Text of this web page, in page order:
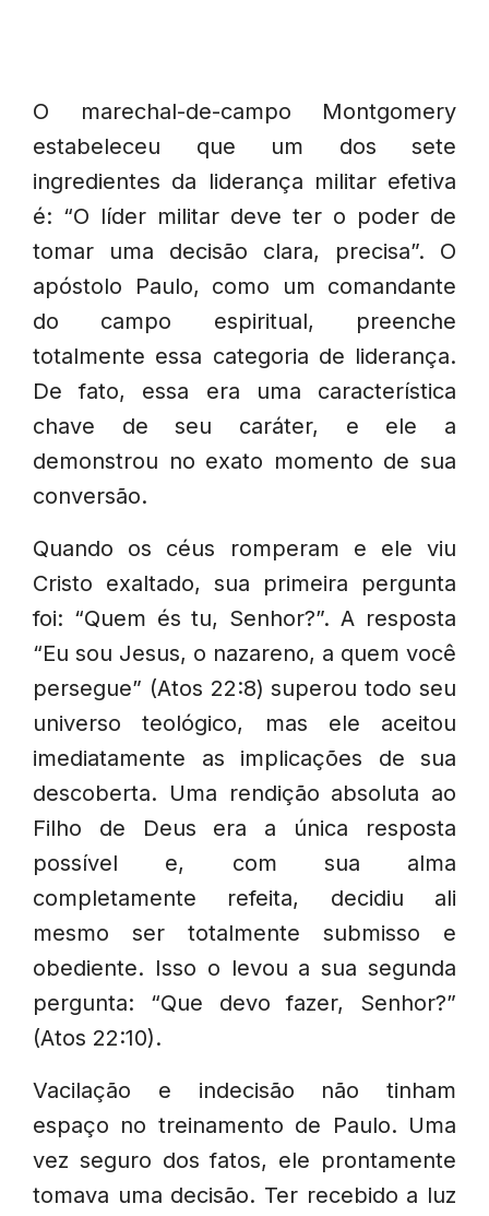
O marechal-de-campo Montgomery
estabeleceu que um dos sete
ingredientes da liderança militar efetiva
é: “O líder militar deve ter o poder de
tomar uma decisão clara, precisa”. O
apóstolo Paulo, como um comandante
do campo espiritual, preenche
totalmente essa categoria de liderança.
De fato, essa era uma característica
chave de seu caráter, e ele a
demonstrou no exato momento de sua
conversão.
Quando os céus romperam e ele viu
Cristo exaltado, sua primeira pergunta
foi: “Quem és tu, Senhor?”. A resposta
“Eu sou Jesus, o nazareno, a quem você
persegue” (Atos 22:8) superou todo seu
universo teológico, mas ele aceitou
imediatamente as implicações de sua
descoberta. Uma rendição absoluta ao
Filho de Deus era a única resposta
possível e, com sua alma
completamente refeita, decidiu ali
mesmo ser totalmente submisso e
obediente. Isso o levou a sua segunda
pergunta: “Que devo fazer, Senhor?”
(Atos 22:10).
Vacilação e indecisão não tinham
espaço no treinamento de Paulo. Uma
vez seguro dos fatos, ele prontamente
tomava uma decisão. Ter recebido a luz